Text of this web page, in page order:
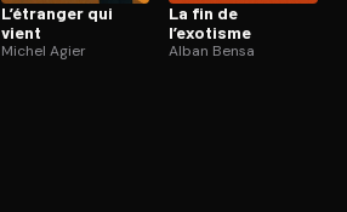
L’étranger qui
vient
Michel Agier
La fin de
l’exotisme
Alban Bensa